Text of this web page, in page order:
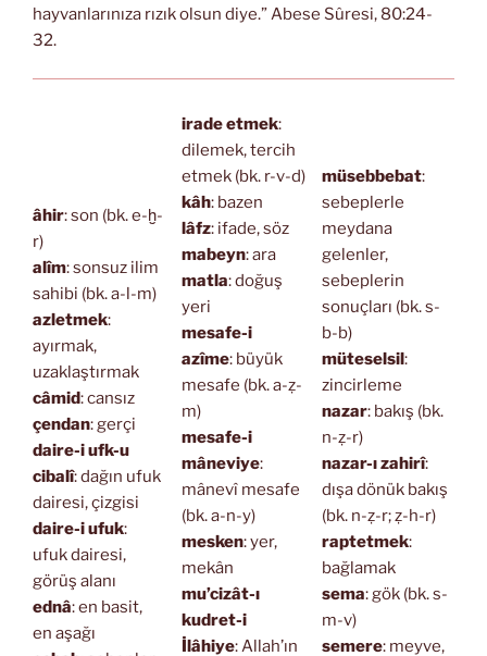
hayvanlarınıza rızık olsun diye.” Abese Sûresi, 80:24-
32.
âhir: son (bk. e-ḫ-
r)
alîm: sonsuz ilim
sahibi (bk. a-l-m)
azletmek:
ayırmak,
uzaklaştırmak
câmid: cansız
çendan: gerçi
daire-i ufk-u
cibalî: dağın ufuk
dairesi, çizgisi
daire-i ufuk:
ufuk dairesi,
görüş alanı
ednâ: en basit,
en aşağı
irade etmek:
dilemek, tercih
etmek (bk. r-v-d)
kâh: bazen
lâfz: ifade, söz
mabeyn: ara
matla: doğuş
yeri
mesafe-i
azîme: büyük
mesafe (bk. a-ẓ-
m)
mesafe-i
mâneviye:
mânevî mesafe
(bk. a-n-y)
mesken: yer,
mekân
mu’cizât-ı
kudret-i
İlâhiye: Allah’ın
müsebbebat:
sebeplerle
meydana
gelenler,
sebeplerin
sonuçları (bk. s-
b-b)
müteselsil :
zincirleme
nazar: bakış (bk.
n-ẓ-r)
nazar-ı zahirî:
dışa dönük bakış
(bk. n-ẓ-r; ẓ-h-r)
raptetmek:
bağlamak
sema: gök (bk. s-
m-v)
semere: meyve,